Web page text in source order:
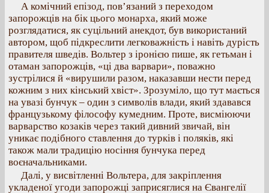
А комічний епізод, пов’язаний з переходом
запорожців на бік цього монарха, який може
розглядатися, як суцільний анекдот, був використаний
автором, щоб підкреслити легковажність і навіть дурість
правителя шведів. Вольтер з іронією пише, як гетьман і
отаман запорожців, «ці два варвари», поважно
зустрілися й «вирушили разом, наказавши нести перед
кожним з них кінський хвіст». Зрозуміло, що тут мається
на увазі бунчук – один з символів влади, який здавався
французькому філософу кумедним. Проте, висміюючи
варварство козаків через такий дивний звичай, він
уникає подібного ставлення до турків і поляків, які
також мали традицію носіння бунчука перед
воєначальниками.
Далі, у висвітленні Вольтера, для закріплення
укладеної угоди запорожці заприсяглися на Євангелії